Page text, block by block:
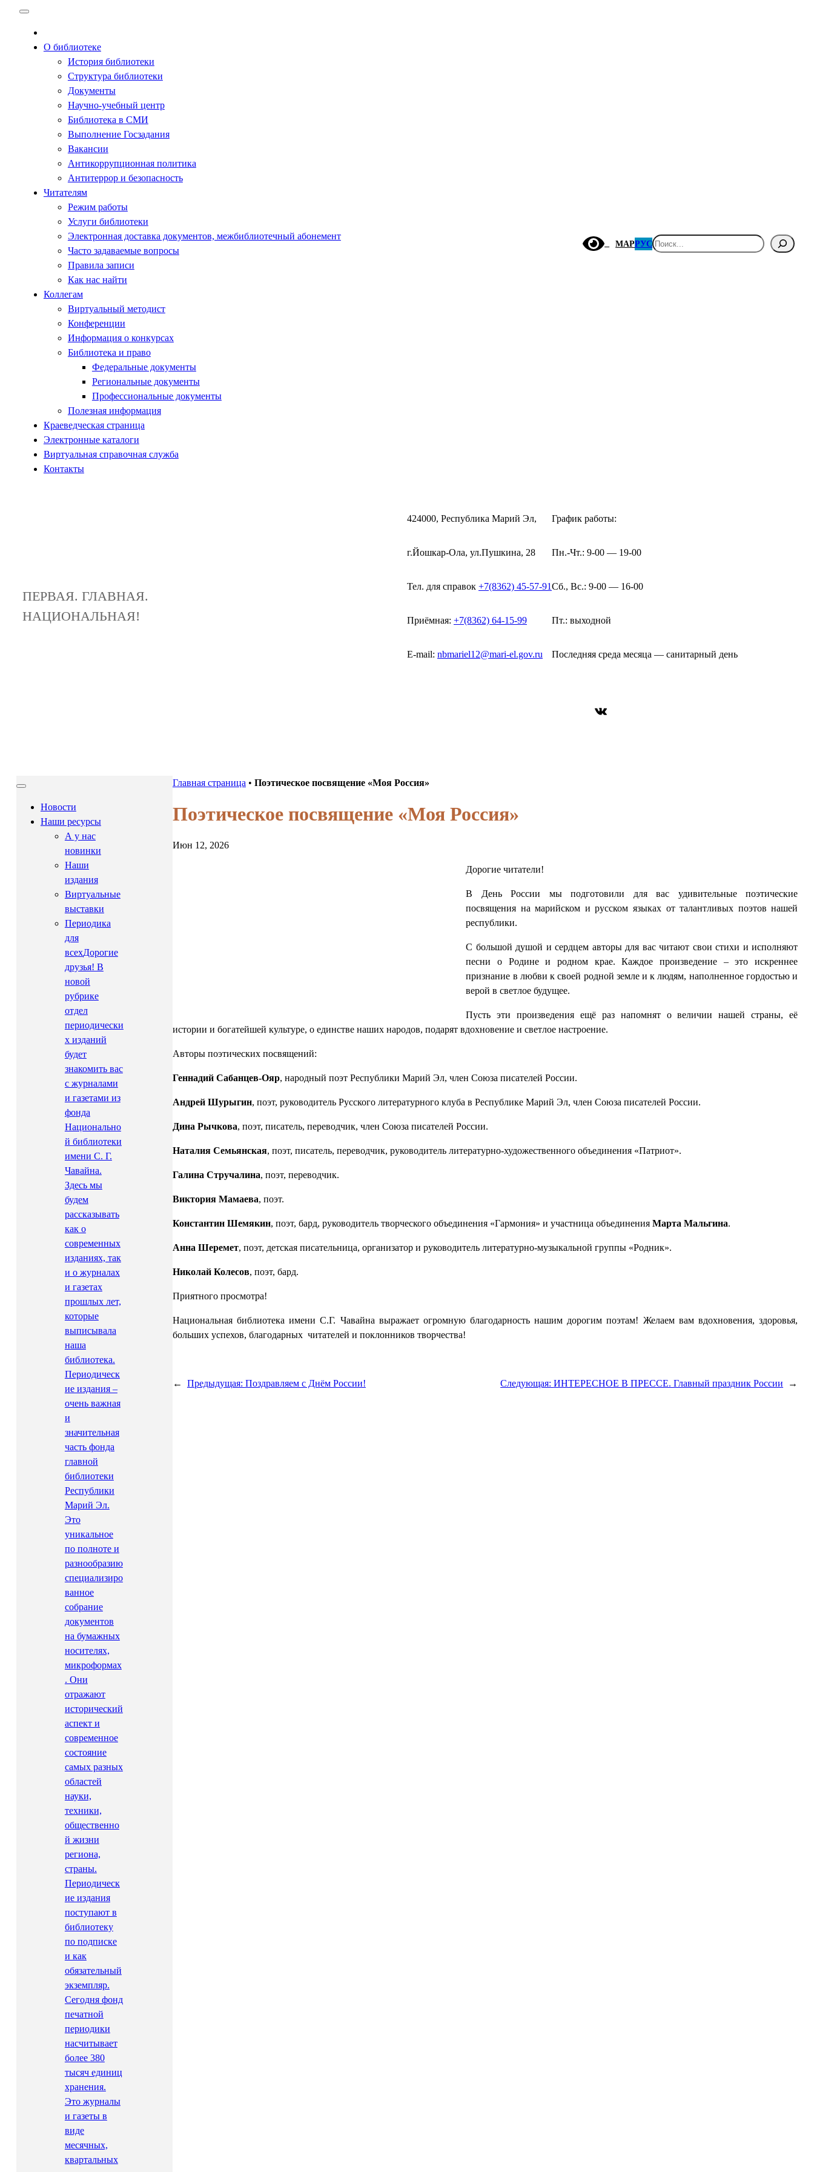
содержимому
О библиотеке
История библиотеки
Структура библиотеки
Документы
Научно-учебный центр
Библиотека в СМИ
Выполнение Госзадания
Вакансии
Антикоррупционная политика
Антитеррор и безопасность
Читателям
Режим работы
Услуги библиотеки
Электронная доставка документов, межбиблиотечный абонемент
Часто задаваемые вопросы
Правила записи
Как нас найти
Коллегам
Виртуальный методист
Конференции
Информация о конкурсах
Библиотека и право
Федеральные документы
Региональные документы
Профессиональные документы
Полезная информация
Краеведческая страница
Электронные каталоги
Виртуальная справочная служба
Контакты
МАРРУСПоиск
ПЕРВАЯ. ГЛАВНАЯ.
НАЦИОНАЛЬНАЯ!
424000, Республика Марий Эл,
г.Йошкар-Ола, ул.Пушкина, 28
Тел. для справок +7(8362) 45-57-91
Приёмная: +7(8362) 64-15-99
E-mail: nbmariel12@mari-el.gov.ru
График работы:
Пн.-Чт.: 9-00 — 19-00
Сб., Вс.: 9-00 — 16-00
Пт.: выходной
Последняя среда месяца — санитарный день
ВКонтакте
Новости
Наши ресурсы
А у нас
новинки
Наши
издания
Виртуальные
выставки
Периодика
для
всехДорогие
друзья! В
новой
рубрике
отдел
периодически
х изданий
будет
знакомить вас
с журналами
и газетами из
фонда
Национально
й библиотеки
имени С. Г.
Чавайна.
Здесь мы
будем
рассказывать
как о
современных
изданиях, так
и о журналах
и газетах
прошлых лет,
которые
выписывала
наша
библиотека.
Периодическ
ие издания –
очень важная
и
значительная
часть фонда
главной
библиотеки
Республики
Марий Эл.
Это
уникальное
по полноте и
разнообразию
специализиро
ванное
собрание
документов
на бумажных
носителях,
микроформах
. Они
отражают
исторический
аспект и
современное
состояние
самых разных
областей
науки,
техники,
общественно
й жизни
региона,
страны.
Периодическ
ие издания
поступают в
библиотеку
по подписке
и как
обязательный
экземпляр.
Сегодня фонд
печатной
периодики
насчитывает
более 380
тысяч единиц
хранения.
Это журналы
и газеты в
виде
месячных,
квартальных
Главная страница • Поэтическое посвящение «Моя Россия»
Поэтическое посвящение «Моя Россия»
Июн 12, 2026
Дорогие читатели!
В День России мы подготовили для вас удивительные поэтические
посвящения на марийском и русском языках от талантливых поэтов нашей
республики.
С большой душой и сердцем авторы для вас читают свои стихи и исполняют
песни о Родине и родном крае. Каждое произведение – это искреннее
признание в любви к своей родной земле и к людям, наполненное гордостью и
верой в светлое будущее.
Пусть эти произведения ещё раз напомнят о величии нашей страны, её
истории и богатейшей культуре, о единстве наших народов, подарят вдохновение и светлое настроение.
Авторы поэтических посвящений:
Геннадий Сабанцев-Ояр, народный поэт Республики Марий Эл, член Союза писателей России.
Андрей Шурыгин, поэт, руководитель Русского литературного клуба в Республике Марий Эл, член Союза писателей России.
Дина Рычкова, поэт, писатель, переводчик, член Союза писателей России.
Наталия Семьянская, поэт, писатель, переводчик, руководитель литературно-художественного объединения «Патриот».
Галина Стручалина, поэт, переводчик.
Виктория Мамаева, поэт.
Константин Шемякин, поэт, бард, руководитель творческого объединения «Гармония» и участница объединения Марта Мальгина.
Анна Шеремет, поэт, детская писательница, организатор и руководитель литературно-музыкальной группы «Родник».
Николай Колесов, поэт, бард.
Приятного просмотра!
Национальная библиотека имени С.Г. Чавайна выражает огромную благодарность нашим дорогим поэтам! Желаем вам вдохновения, здоровья,
больших успехов, благодарных читателей и поклонников творчества!
← Предыдущая: Поздравляем с Днём России! Следующая:ИНТЕРЕСНОЕ В ПРЕССЕ. Главный праздник России →